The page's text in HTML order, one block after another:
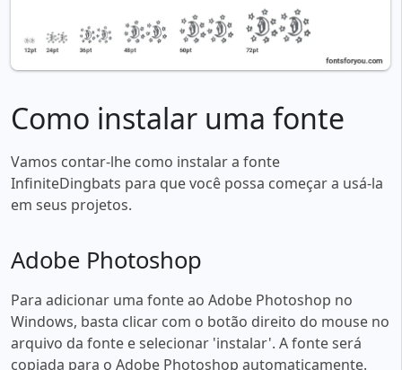
Como instalar uma fonte
Vamos contar-lhe como instalar a fonte
InfiniteDingbats para que você possa começar a usá-la
em seus projetos.
Adobe Photoshop
Para adicionar uma fonte ao Adobe Photoshop no
Windows, basta clicar com o botão direito do mouse no
arquivo da fonte e selecionar 'instalar'. A fonte será
copiada para o Adobe Photoshop automaticamente.